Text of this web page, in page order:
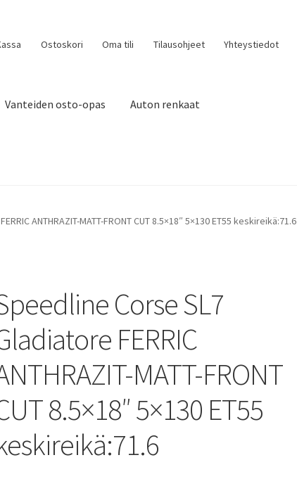
Ostoskori Oma tili Tilausohjeet Yhteystiedot
Vanteiden osto-opas Auton renkaat
ANTHRAZIT-MATT-FRONT CUT 8.5×18″ 5×130 ET55 keskireikä:71.6
Corse SL7
FERRIC
MATT-FRONT
8.5×18″ 5×130 ET55